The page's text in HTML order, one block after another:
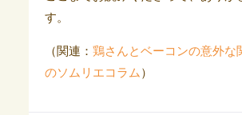
す。
（関連： 鶏さんとベーコンの意外な
のソムリエコラム）